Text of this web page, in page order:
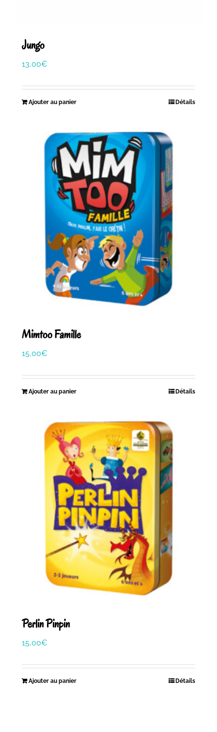
Jungo
13,00€
Ajouter au panier Détails
Mimtoo Famille
15,00€
Ajouter au panier Détails
Perlin Pinpin
15,00€
Ajouter au panier Détails